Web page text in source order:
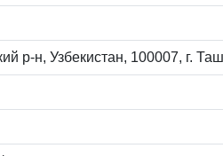
р-н, Узбекистан, 100007, г.